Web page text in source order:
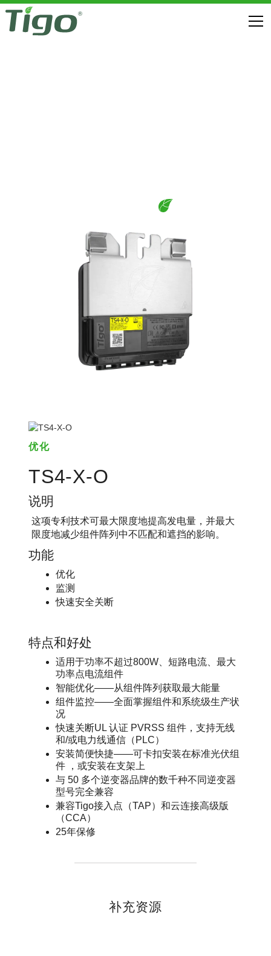
优化
TS4-X-O
说明
这项专利技术可最大限度地提高发电量，并最大
限度地减少组件阵列中不匹配和遮挡的影响。
功能
优化
监测
快速安全关断
特点和好处
适用于功率不超过800W、短路电流、最大
功率点电流组件
智能优化——从组件阵列获取最大能量
组件监控——全面掌握组件和系统级生产状
况
快速关断UL 认证 PVRSS 组件，支持无线
和/或电力线通信（PLC）
安装简便快捷——可卡扣安装在标准光伏组
件 ，或安装在支架上
与 50 多个逆变器品牌的数千种不同逆变器
型号完全兼容
兼容Tigo接入点（TAP）和云连接高级版
（CCA）
25年保修
补充资源